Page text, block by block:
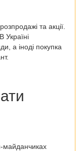
та акції.
Україні
а іноді покупка
майданчиках